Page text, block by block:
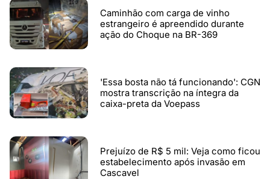
Caminhão com carga de vinho
estrangeiro é apreendido durante
ação do Choque na BR-369
'Essa bosta não tá funcionando': CGN
mostra transcrição na íntegra da
caixa-preta da Voepass
Prejuízo de R$ 5 mil: Veja como ficou
estabelecimento após invasão em
Cascavel